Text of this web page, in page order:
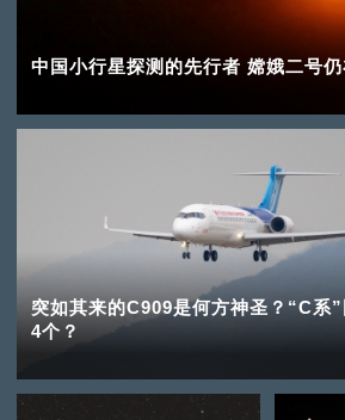
中国小行星探测的先行者 嫦娥二号
突如其来的C909是何方神圣？“C系
4个？